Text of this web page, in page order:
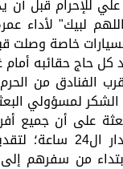
للإحرام قبل أن
لبيك" لأداء
خاصة وصلت
كل حاج حقائبه أمام
الفنادق من
الشكر لمسؤولي
على أن جميع
يعملون على مدار
من سفرهم